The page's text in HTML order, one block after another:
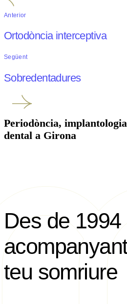
Anterior
Ortodòncia interceptiva
Següent
Sobredentadures
Periodòncia,
dental a Girona
Des de 1994
teu somriure